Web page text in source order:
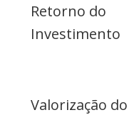
Retorno do
Investimento
Valorização do